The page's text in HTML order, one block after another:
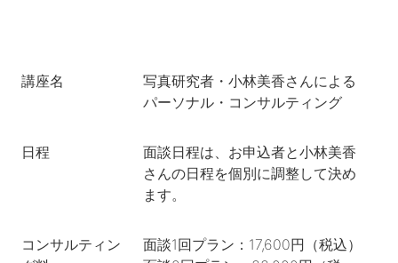
講座名
写真研究者・小林美香さんによる
パーソナル・コンサルティング
日程
面談日程は、お申込者と小林美香
さんの日程を個別に調整して決め
ます。
コンサルティン
面談1回プラン：17,600円（税込）